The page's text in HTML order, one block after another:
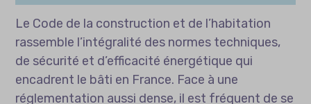
Le Code de la construction et de l’habitation
rassemble l’intégralité des normes techniques,
de sécurité et d’efficacité énergétique qui
encadrent le bâti en France. Face à une
réglementation aussi dense, il est fréquent de se